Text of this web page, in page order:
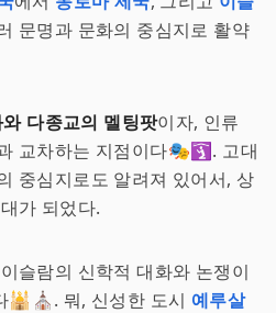
문명과 문화의 중심지로 활약
다종교의 멜팅팟이자, 인류
교차하는 지점이다🎭🛐. 고대
중심지로도 알려져 있어서, 상
가 되었다.
슬람의 신학적 대화와 논쟁이
🕌⛪. 뭐, 신성한 도시 예루살